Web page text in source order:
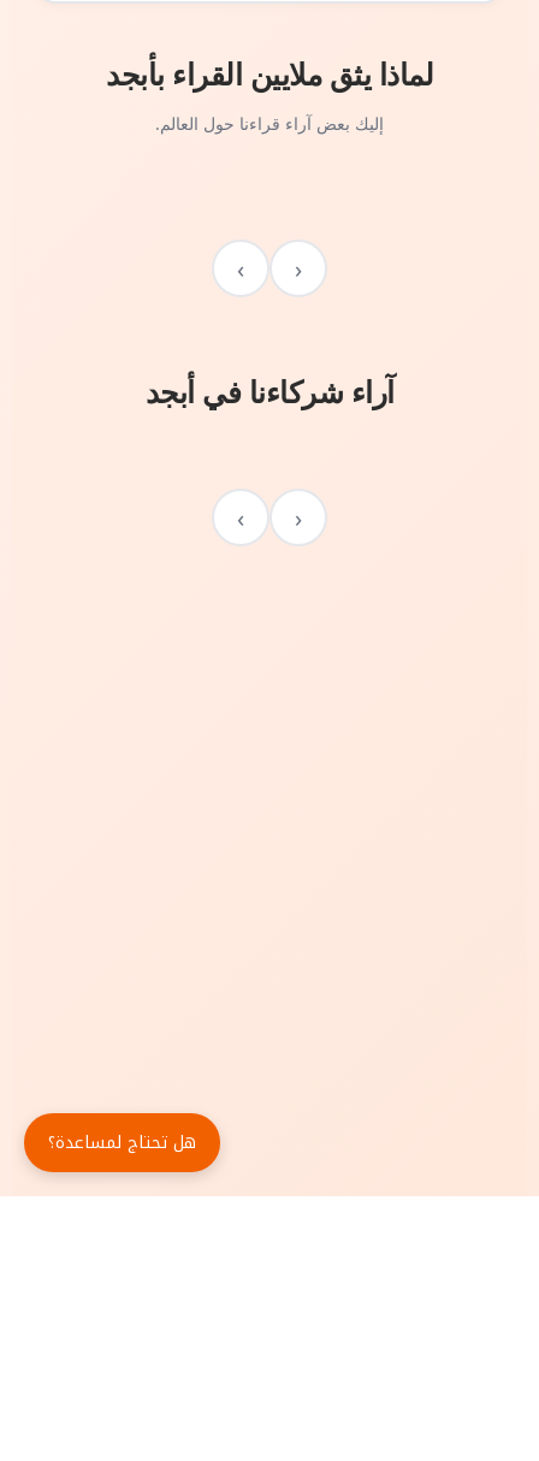
لماذا يثق ملايين القراء بأبجد
إليك بعض آراء قراءنا حول العالم.
‹
›
آراء شركاءنا في أبجد
‹
›
هل تحتاج لمساعدة؟